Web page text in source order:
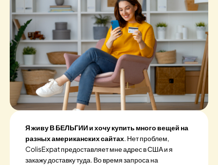
Я живу В БЕЛЬГИИ и хочу купить много вещей на
разных американских сайтах. Нет проблем,
ColisExpat предоставляет мне адрес в США и я
закажу доставку туда. Во время запроса на